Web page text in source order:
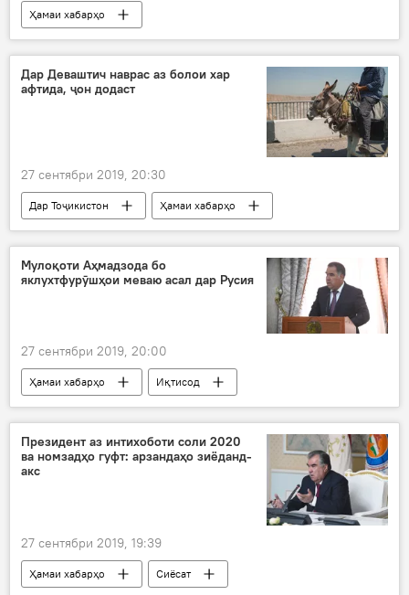
Ҳамаи хабарҳо
Навигариҳои варзиши Тоҷикистон
Кумитаи миллии олимпии ҶТ
Дар Тоҷикистон
Дар Деваштич наврас аз болои хар
афтида, ҷон додаст
27 сентябри 2019, 20:30
Дар Тоҷикистон
Ҳамаи хабарҳо
Рӯйдод, ҷиноят ва ҳолатҳои фавқулода
наврас
даргузашт
Мулоқоти Аҳмадзода бо
яклухтфурӯшҳои меваю асал дар Русия
27 сентябри 2019, 20:00
Ҳамаи хабарҳо Иқтисод
Президент аз интихоботи соли 2020
ва номзадҳо гуфт: арзандаҳо зиёданд-
акс
27 сентябри 2019, 19:39
Ҳамаи хабарҳо Сиёсат